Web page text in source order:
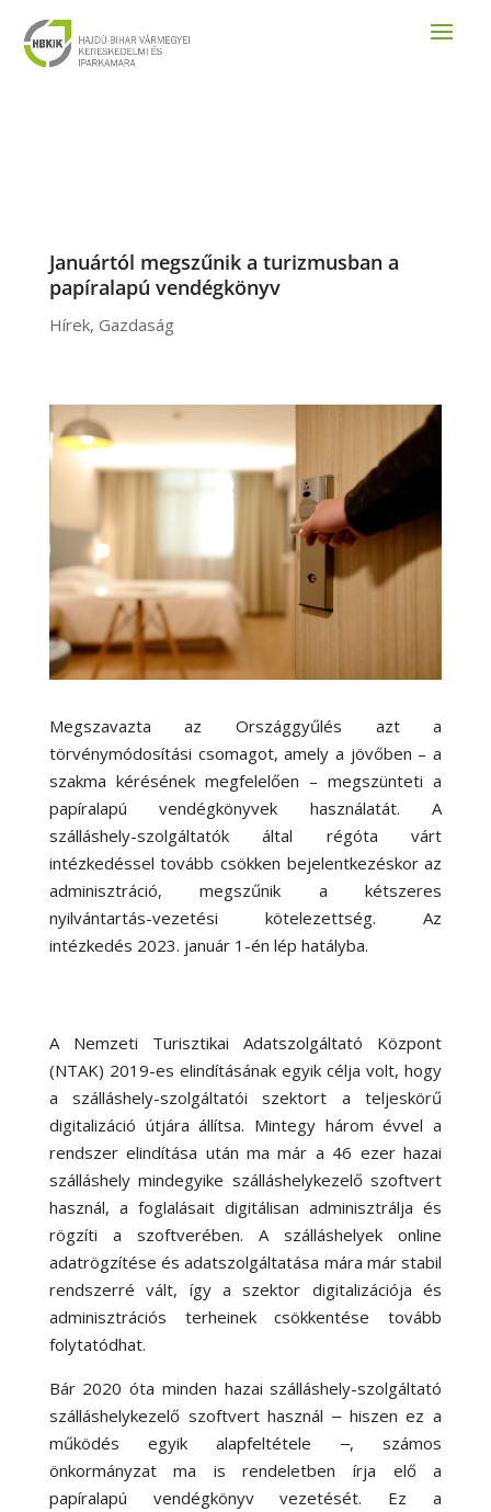
Januártól megszűnik a turizmusban a
papíralapú vendégkönyv
Hírek, Gazdaság
Megszavazta az Országgyűlés azt a
törvénymódosítási csomagot, amely a jövőben – a
szakma kérésének megfelelően – megszünteti a
papíralapú vendégkönyvek használatát. A
szálláshely-szolgáltatók által régóta várt
intézkedéssel tovább csökken bejelentkezéskor az
adminisztráció, megszűnik a kétszeres
nyilvántartás-vezetési kötelezettség. Az
intézkedés 2023. január 1-én lép hatályba.
A Nemzeti Turisztikai Adatszolgáltató Központ
(NTAK) 2019-es elindításának egyik célja volt, hogy
a szálláshely-szolgáltatói szektort a teljeskörű
digitalizáció útjára állítsa. Mintegy három évvel a
rendszer elindítása után ma már a 46 ezer hazai
szálláshely mindegyike szálláshelykezelő szoftvert
használ, a foglalásait digitálisan adminisztrálja és
rögzíti a szoftverében. A szálláshelyek online
adatrögzítése és adatszolgáltatása mára már stabil
rendszerré vált, így a szektor digitalizációja és
adminisztrációs terheinek csökkentése tovább
folytatódhat.
Bár 2020 óta minden hazai szálláshely-szolgáltató
szálláshelykezelő szoftvert használ ‒ hiszen ez a
működés egyik alapfeltétele ‒, számos
önkormányzat ma is rendeletben írja elő a
papíralapú vendégkönyv vezetését. Ez a